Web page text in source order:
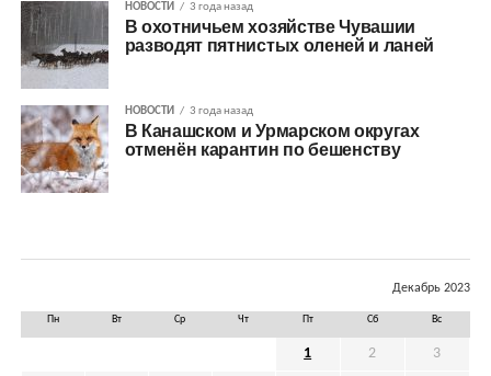
НОВОСТИ 3 года назад
В охотничьем хозяйстве Чувашии
разводят пятнистых оленей и ланей
НОВОСТИ 3 года назад
В Канашском и Урмарском округах
отменён карантин по бешенству
Декабрь 2023
Пн Вт Ср Чт Пт Сб Вс
1 2 3